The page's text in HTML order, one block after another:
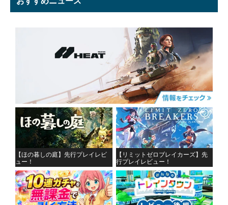
【ほの暮しの庭】先行プレイレビ
ュー！
【リミットゼロブレイカーズ】先
行プレイレビュー！